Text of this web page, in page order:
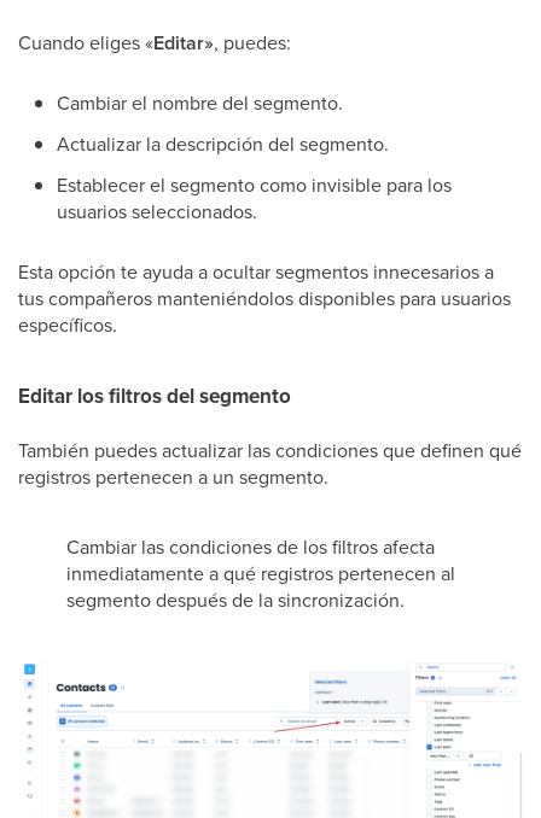
Cuando eliges «Editar», puedes:
Cambiar el nombre del segmento.
Actualizar la descripción del segmento.
Establecer el segmento como invisible para los
usuarios seleccionados.
Esta opción te ayuda a ocultar segmentos innecesarios a
tus compañeros manteniéndolos disponibles para usuarios
específicos.
Editar los filtros del segmento
También puedes actualizar las condiciones que definen qué
registros pertenecen a un segmento.
Cambiar las condiciones de los filtros afecta
inmediatamente a qué registros pertenecen al
segmento después de la sincronización.